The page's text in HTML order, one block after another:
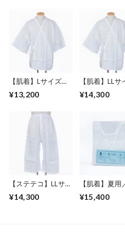
【肌着】Lサイズ／
性
¥13,200
【肌着】LLサ
性
¥14,300
【ステテコ】LLサイ
性
¥14,300
【肌着】夏用
麻／麻わた／
¥15,400